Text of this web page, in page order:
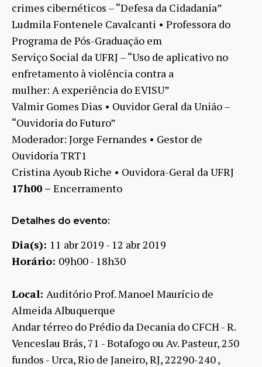
crimes cibernéticos – “Defesa da Cidadania”
Ludmila Fontenele Cavalcanti • Professora do
Programa de Pós-Graduação em
Serviço Social da UFRJ – “Uso de aplicativo no
enfretamento à violência contra a
mulher: A experiência do EVISU”
Valmir Gomes Dias • Ouvidor Geral da União –
“Ouvidoria do Futuro”
Moderador: Jorge Fernandes • Gestor de
Ouvidoria TRT1
Cristina Ayoub Riche • Ouvidora-Geral da UFRJ
17h00 – Encerramento
Detalhes do evento:
Dia(s): 11 abr 2019 - 12 abr 2019
Horário: 09h00 - 18h30
Local: Auditório Prof. Manoel Maurício de
Almeida Albuquerque
Andar térreo do Prédio da Decania do CFCH - R.
Venceslau Brás, 71 - Botafogo ou Av. Pasteur, 250
fundos - Urca, Rio de Janeiro, RJ, 22290-240 ,